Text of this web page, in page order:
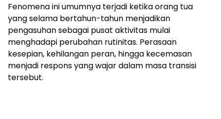
Fenomena ini umumnya terjadi ketika orang tua
yang selama bertahun-tahun menjadikan
pengasuhan sebagai pusat aktivitas mulai
menghadapi perubahan rutinitas. Perasaan
kesepian, kehilangan peran, hingga kecemasan
menjadi respons yang wajar dalam masa transisi
tersebut.